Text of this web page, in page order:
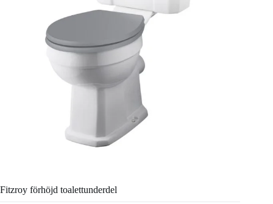
Fitzroy förhöjd toalettunderdel